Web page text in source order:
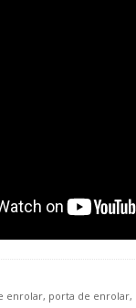
enrolar porta de enrolar